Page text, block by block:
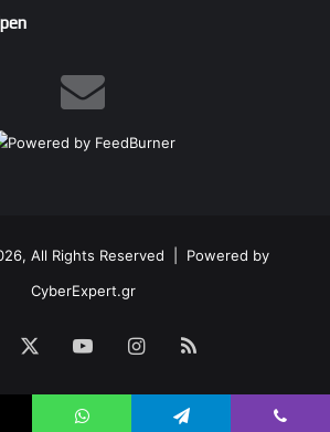
All Rights Reserved | Powered by
CyberExpert.gr
YouTubeInstagram